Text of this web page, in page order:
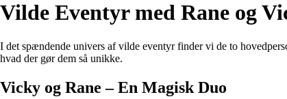
Vilde Eventyr med Rane og
I det spændende univers af vilde eventyr finder vi de to
hvad der gør dem så unikke.
Vicky og Rane – En Magisk Duo